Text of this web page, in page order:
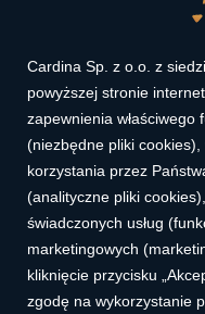
Reprezentatywny
kredytowego udzielonego
Rzeczywista roczna stopa
założeniu: Całkowita
obowiązywania umowy:
14,50% w skali roku
kredytowego: 1,64%
Opłata jednorazowa:
odsetki 240,81 zł, opłata
Cardina Sp. z o.o. z
powyższej stronie
zapewnienia
(niezbędne pliki
korzystania przez
(analityczne pliki
świadczonych usług
marketingowych
kliknięcie przycisku
zgodę na wykorzystanie